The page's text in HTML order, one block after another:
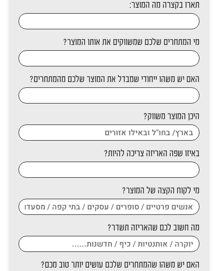
תארו בקצרה מה המוצר:
מי המתחרים שלכם שמשווקים את אותו המוצר?
האם יש משהו ייחודי שמבדל את המוצר שלכם מהמתחרים?
היכן המוצר משווק?
באיזו שפה האריזה צריכה להיות?
מי לקוח הקצה של המוצר?
מה חשוב לכם שהאריזה תשדר?
האם יש משהו שהמתחרים שלכם עושים יותר טוב מכם?